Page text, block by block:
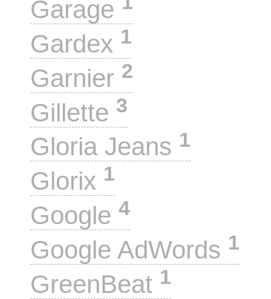
Garage
Gardex 1
Garnier 2
Gillette 3
Gloria Jeans 1
Glorix 1
Google 4
Google AdWords 1
GreenBeat 1